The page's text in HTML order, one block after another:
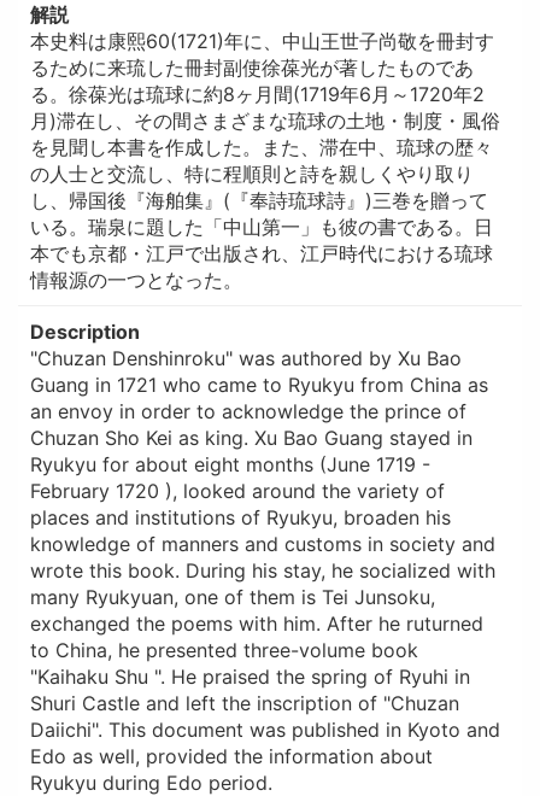
解説
本史料は康熙60(1721)年に、中山王世子尚敬を冊封す
るために来琉した冊封副使徐葆光が著したものであ
る。徐葆光は琉球に約8ヶ月間(1719年6月～1720年2
月)滞在し、その間さまざまな琉球の土地・制度・風俗
を見聞し本書を作成した。また、滞在中、琉球の歴々
の人士と交流し、特に程順則と詩を親しくやり取り
し、帰国後『海舶集』(『奉詩琉球詩』)三巻を贈って
いる。瑞泉に題した「中山第一」も彼の書である。日
本でも京都・江戸で出版され、江戸時代における琉球
情報源の一つとなった。
Description
"Chuzan Denshinroku" was authored by Xu Bao
Guang in 1721 who came to Ryukyu from China as
an envoy in order to acknowledge the prince of
Chuzan Sho Kei as king. Xu Bao Guang stayed in
Ryukyu for about eight months (June 1719 -
February 1720 ), looked around the variety of
places and institutions of Ryukyu, broaden his
knowledge of manners and customs in society and
wrote this book. During his stay, he socialized with
many Ryukyuan, one of them is Tei Junsoku,
exchanged the poems with him. After he ruturned
to China, he presented three-volume book
"Kaihaku Shu ". He praised the spring of Ryuhi in
Shuri Castle and left the inscription of "Chuzan
Daiichi". This document was published in Kyoto and
Edo as well, provided the information about
Ryukyu during Edo period.